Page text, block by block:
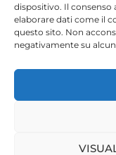
dispositivo. Il
elaborare dati come il
questo sito. Non
negativamente su
©2023